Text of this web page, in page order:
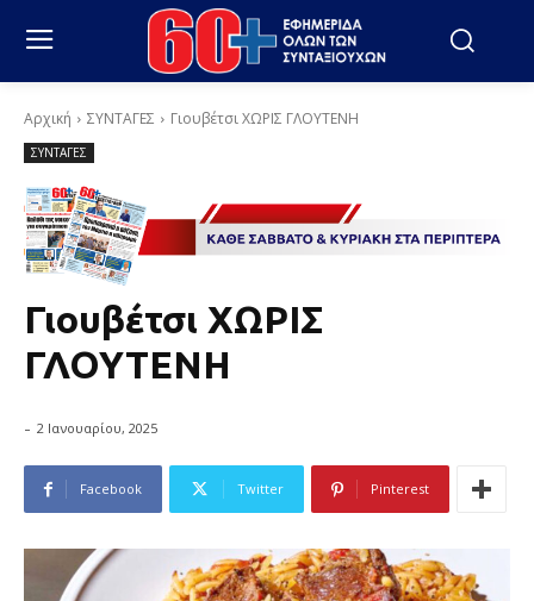
Αρχική ΣΥΝΤΑΓΕΣ Γιουβέτσι ΧΩΡΙΣ ΓΛΟΥΤΕΝΗ
ΣΥΝΤΑΓΕΣ
Γιουβέτσι ΧΩΡΙΣ
ΓΛΟΥΤΕΝΗ
- 2 Ιανουαρίου, 2025
Facebook Twitter Pinterest